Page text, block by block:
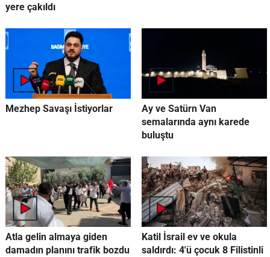
yere çakıldı
Mezhep Savaşı İstiyorlar
Ay ve Satürn Van
semalarında aynı karede
buluştu
Atla gelin almaya giden
damadın planını trafik bozdu
Katil İsrail ev ve okula
saldırdı: 4'ü çocuk 8 Filistinli